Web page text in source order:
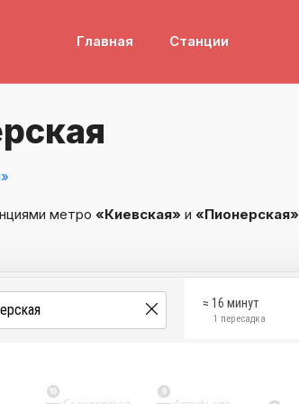
Главная Станции
метро «Киевская» и «Пионерская»
≈ 16 минут
1 пересадка
9
10